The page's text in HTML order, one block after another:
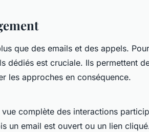
que des emails et des appels.
dédiés est cruciale. Ils permettent
les approches en conséquence.
complète des interactions
un email est ouvert ou un lien